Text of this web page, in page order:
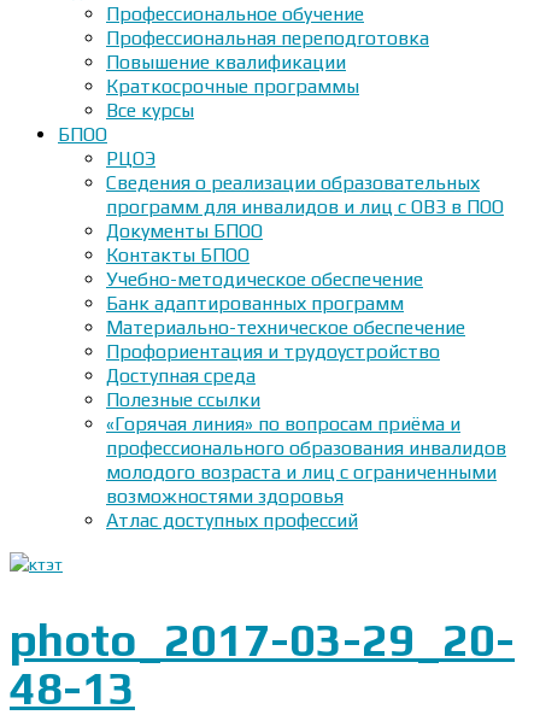
Профессиональное обучение
Профессиональная переподготовка
Повышение квалификации
Краткосрочные программы
Все курсы
БПОО
РЦОЭ
Сведения о реализации образовательных
программ для инвалидов и лиц с ОВЗ в ПОО
Документы БПОО
Контакты БПОО
Учебно-методическое обеспечение
Банк адаптированных программ
Материально-техническое обеспечение
Профориентация и трудоустройство
Доступная среда
Полезные ссылки
«Горячая линия» по вопросам приёма и
профессионального образования инвалидов
молодого возраста и лиц с ограниченными
возможностями здоровья
Атлас доступных профессий
photo_2017-03-29_20-
48-13